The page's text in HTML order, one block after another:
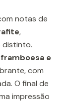
notas de
,
distinto.
e
com
O final de
impressão